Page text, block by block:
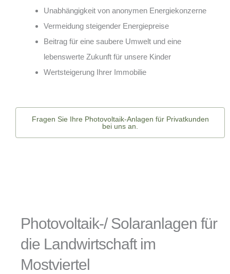
Unabhängigkeit von anonymen Energiekonzerne
Vermeidung steigender Energiepreise
Beitrag für eine saubere Umwelt und eine
lebenswerte Zukunft für unsere Kinder
Wertsteigerung Ihrer Immobilie
Fragen Sie Ihre Photovoltaik-Anlagen für Privatkunden
bei uns an.
Photovoltaik-/ Solaranlagen für
die Landwirtschaft im
Mostviertel